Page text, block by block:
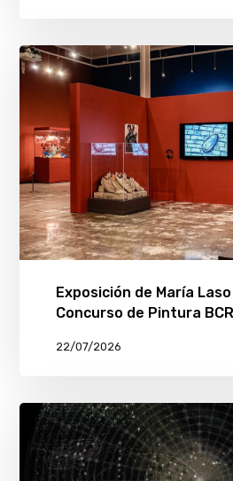
Exposición de María
Concurso de Pintura
22/07/2026